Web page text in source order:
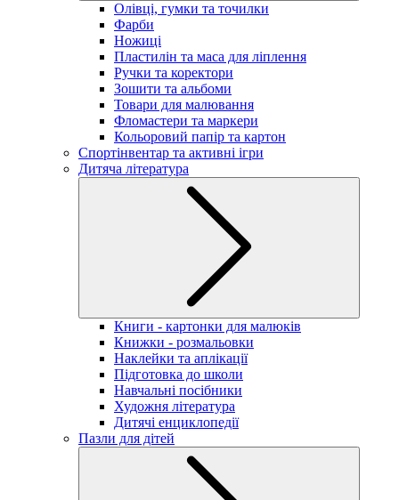
Олівці, гумки та точилки
Фарби
Ножиці
Пластилін та маса для ліплення
Ручки та коректори
Зошити та альбоми
Товари для малювання
Фломастери та маркери
Кольоровий папір та картон
Спортінвентар та активні ігри
Дитяча література
Книги - картонки для малюків
Книжки - розмальовки
Наклейки та аплікації
Підготовка до школи
Навчальні посібники
Художня література
Дитячі енциклопедії
Пазли для дітей